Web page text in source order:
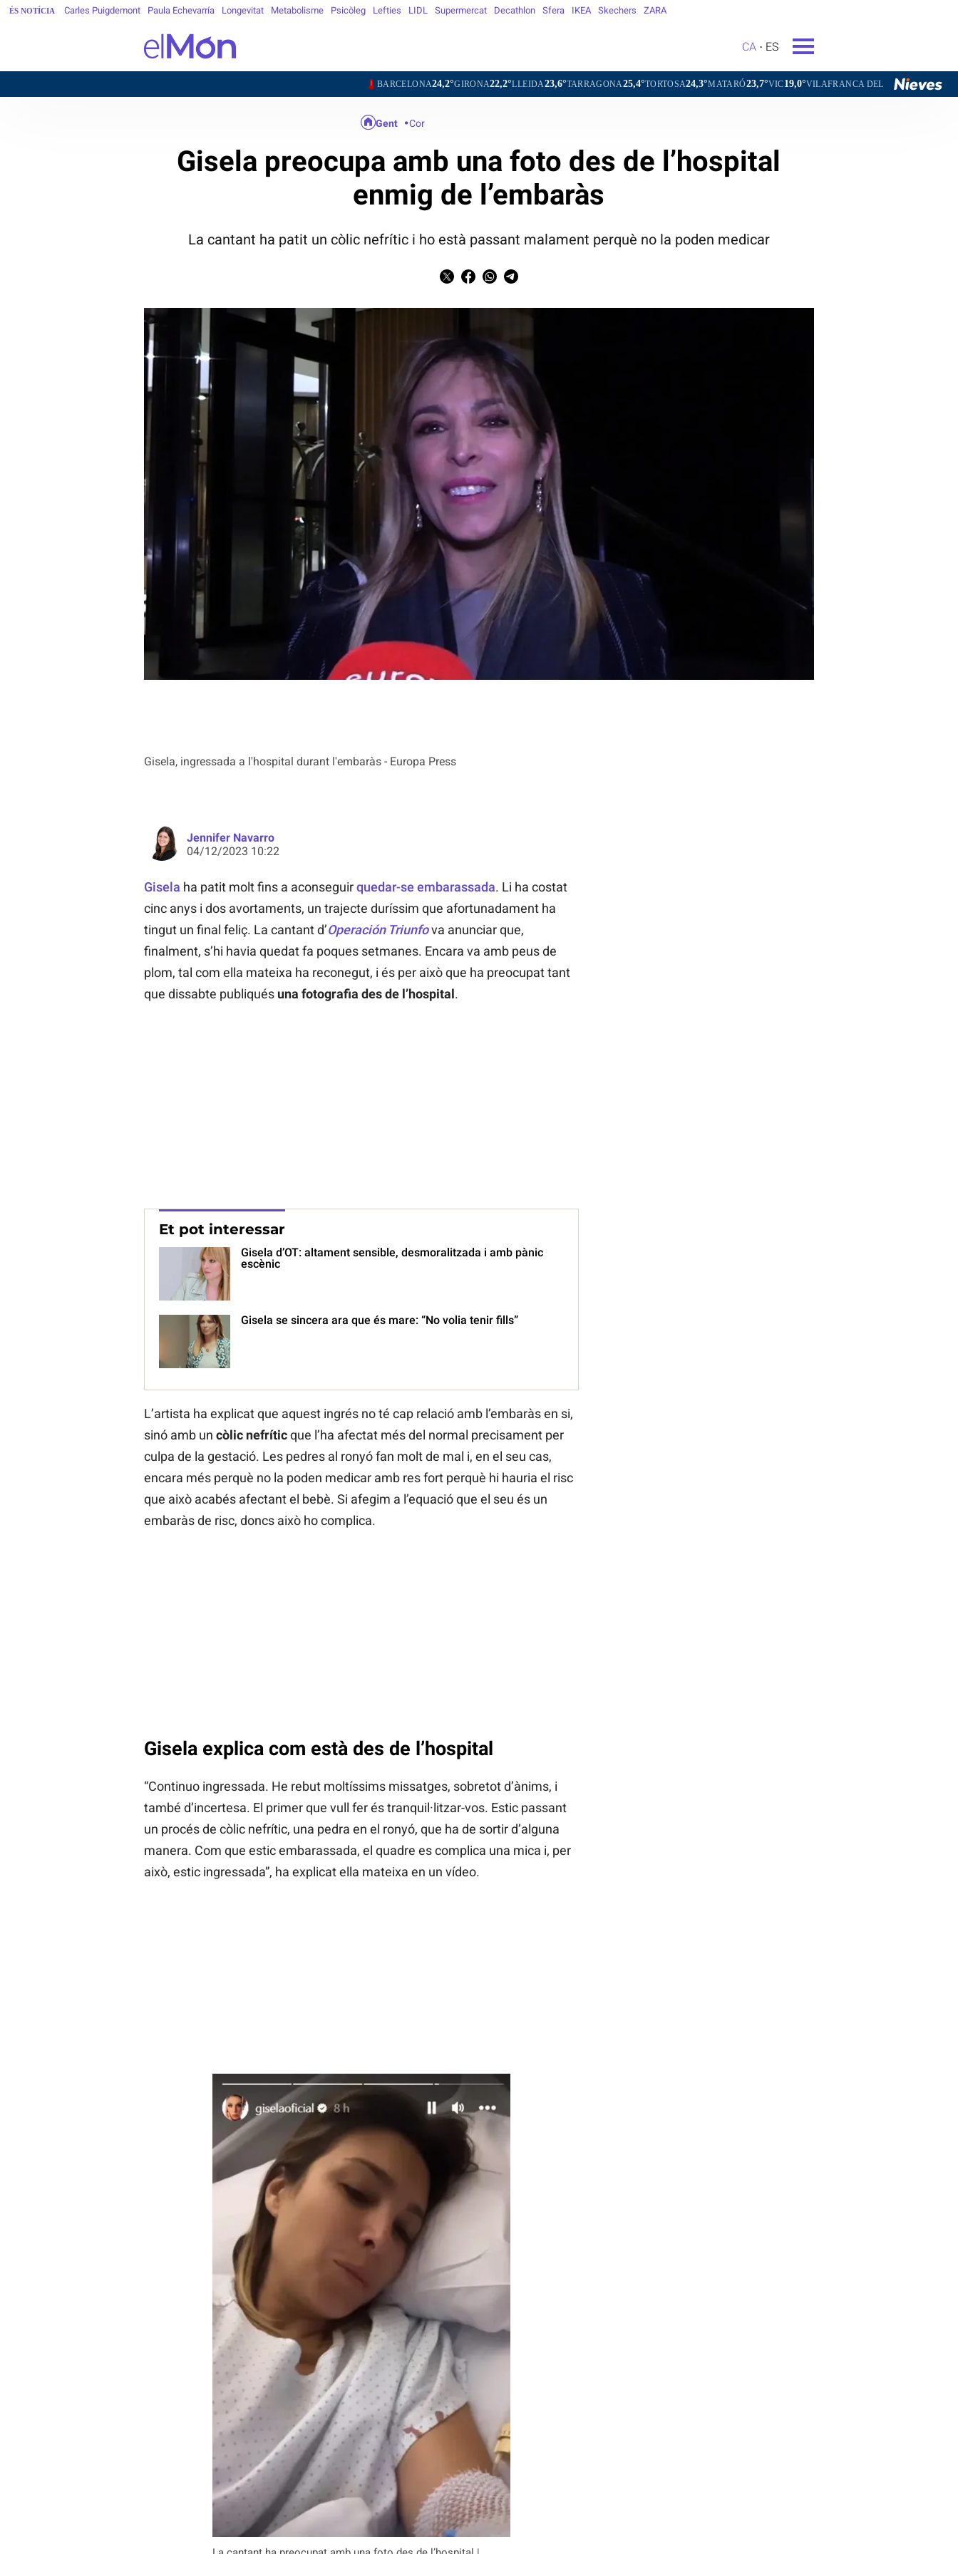
ÉS NOTÍCIA Carles Puigdemont Paula Echevarría Longevitat Metabolisme Psicòleg Lefties LIDL Supermercat Decathlon Sfera IKEA Skechers ZARA
CA ES
BARCELONA24,2°GIRONA22,2°LLEIDA23,6°TARRAGONA25,4°TORTOSA24,3°MATARÓ23,7°VIC19,0°VILAFRANCA DEL PENEDÈS20,4° VILANOVA I LA
Gisela, ingressada a l'hospital durant l'embaràs - Europa Press
Gent Cor
Gisela preocupa amb una foto des de l’hospital
enmig de l’embaràs
La cantant ha patit un còlic nefrític i ho està passant malament perquè no la poden medicar
Jennifer Navarro
04/12/2023 10:22
Gisela ha patit molt fins a aconseguirquedar-se embarassada. Li ha costat
cinc anys i dos avortaments, un trajecte duríssim que afortunadament ha
tingut un final feliç. La cantant d’Operación Triunfova anunciar que,
finalment, s’hi havia quedat fa poques setmanes. Encara va amb peus de
plom, tal com ella mateixa ha reconegut, i és per això que ha preocupat tant
que dissabte publiquésuna fotografia des de l’hospital.
Et pot interessar
Gisela d’OT: altament sensible, desmoralitzada i amb pànic
escènic
Gisela se sincera ara que és mare: “No volia tenir fills”
L’artista ha explicat que aquest ingrés no té cap relació amb l’embaràs en si,
sinó amb un còlic nefríticque l’ha afectat més del normal precisament per
culpa de la gestació. Les pedres al ronyó fan molt de mal i, en el seu cas,
encara més perquè no la poden medicar amb res fort perquè hi hauria el risc
que això acabés afectant el bebè. Si afegim a l’equació que el seu és un
embaràs de risc, doncs això ho complica.
Gisela explica com està des de l’hospital
“Continuo ingressada. He rebut moltíssims missatges, sobretot d’ànims, i
també d’incertesa. El primer que vull fer és tranquil·litzar-vos. Estic passant
un procés de còlic nefrític, una pedra en el ronyó, que ha de sortir d’alguna
manera. Com que estic embarassada, el quadre es complica una mica i, per
això, estic ingressada”, ha explicat ella mateixa en un vídeo.